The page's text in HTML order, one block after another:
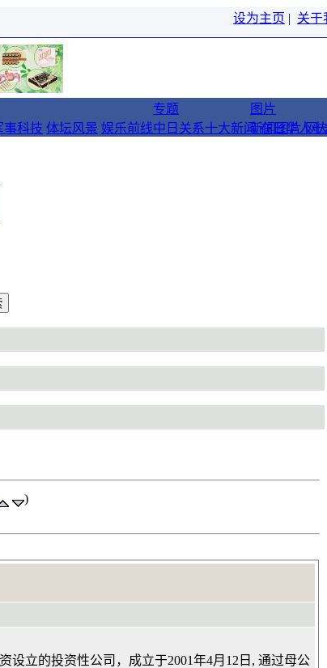
设为主页 | 关于
事科技 体坛风景 娱乐前线
专题
中日关系十大新闻 在日华人
图片
新闻图片 网
)
立的投资性公司，成立于2001年4月12日, 通过母公